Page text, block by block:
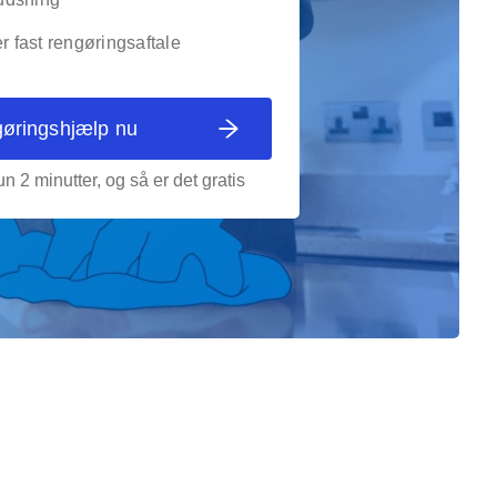
fast rengøringsaftale
nu
2 minutter, og så er det gratis